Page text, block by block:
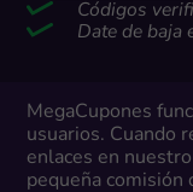
Códigos
Date de baja
MegaCupones
usuarios. Cuando
enlaces en
pequeña comisión